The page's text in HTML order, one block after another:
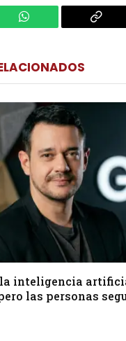
WhatsApp
Copy
la inteligencia
las personas